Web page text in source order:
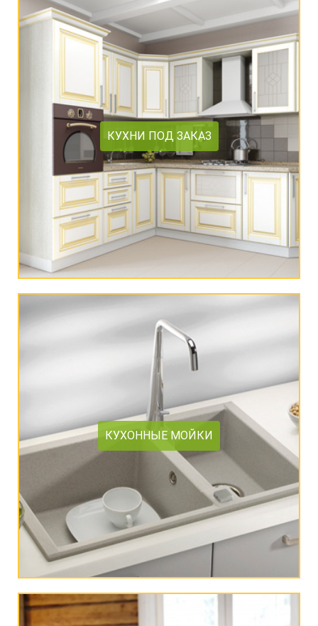
Главная
Оплата и доставка КУХНИ ПОД ЗАКАЗ
КУХОННЫЕ МОЙКИ